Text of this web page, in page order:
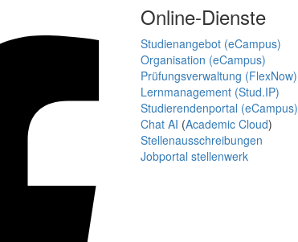
Online-Dienste
Studienangebot (eCampus)
Organisation (eCampus)
Prüfungsverwaltung (FlexNow)
Lernmanagement (Stud.IP)
Studierendenportal (eCampus)
Chat AI (Academic Cloud)
Stellenausschreibungen
Jobportal stellenwerk